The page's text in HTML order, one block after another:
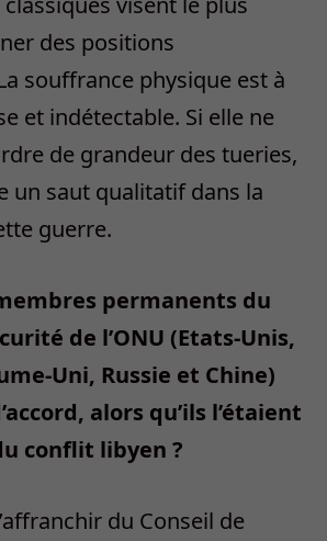
des positions
souffrance physique est à
et indétectable. Si elle ne
de grandeur des tueries,
un saut qualitatif dans la
guerre.
permanents du
de l’ONU (Etats-Unis,
Uni, Russie et Chine)
alors qu’ils l’étaient
conflit libyen ?
du Conseil de